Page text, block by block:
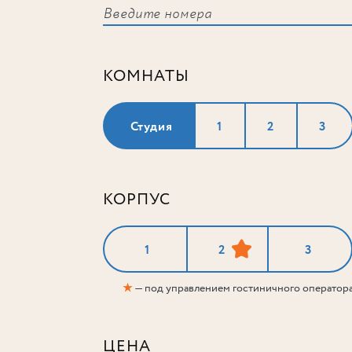
КОМНАТЫ
Студия 1 2 3
КОРПУС
1 2 3
★— под управлением гостиничного
ЦЕНА